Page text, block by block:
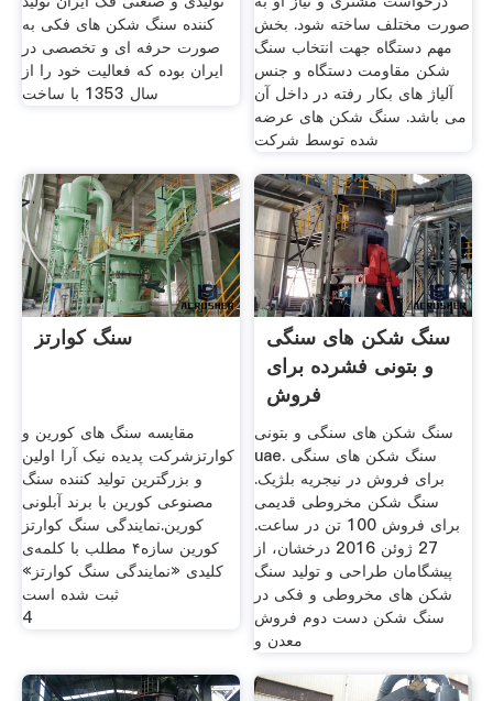
کننده سنگ شکن های فکی به
صورت حرفه ای و تخصصی در
ایران بوده که فعالیت خود را از
سال 1353 با ساخت
صورت مختلف ساخته شود. بخش
مهم دستگاه جهت انتخاب سنگ
شکن مقاومت دستگاه و جنس
آلیاژ های بکار رفته در داخل آن
می باشد. سنگ شکن های عرضه
شده توسط شرکت
سنگ کوارتز
مقایسه سنگ های کورین و
کوارتزشرکت پدیده نیک آرا اولین
و بزرگترین تولید کننده سنگ
مصنوعی کورین با برند آبلونی
کورین.نمایندگی سنگ کوارتز
کورین سازه۴ مطلب با کلمه‌ی
کلیدی «نمایندگی سنگ کوارتز»
ثبت شده است
4
سنگ شکن های سنگی
و بتونی فشرده برای
فروش
سنگ شکن های سنگی و بتونی
uae. سنگ شکن های سنگی
برای فروش در نیجریه بلژیک.
سنگ شکن مخروطی قدیمی
برای فروش 100 تن در ساعت.
27 ژوئن 2016 درخشان، از
پیشگامان طراحی و تولید سنگ
شکن های مخروطی و فکی در
سنگ شکن دست دوم فروش
معدن و